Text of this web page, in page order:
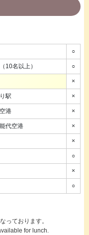
○
10名以上） ○
×
駅 ×
港 ×
代空港 ×
×
○
×
○
っております。
for lunch.